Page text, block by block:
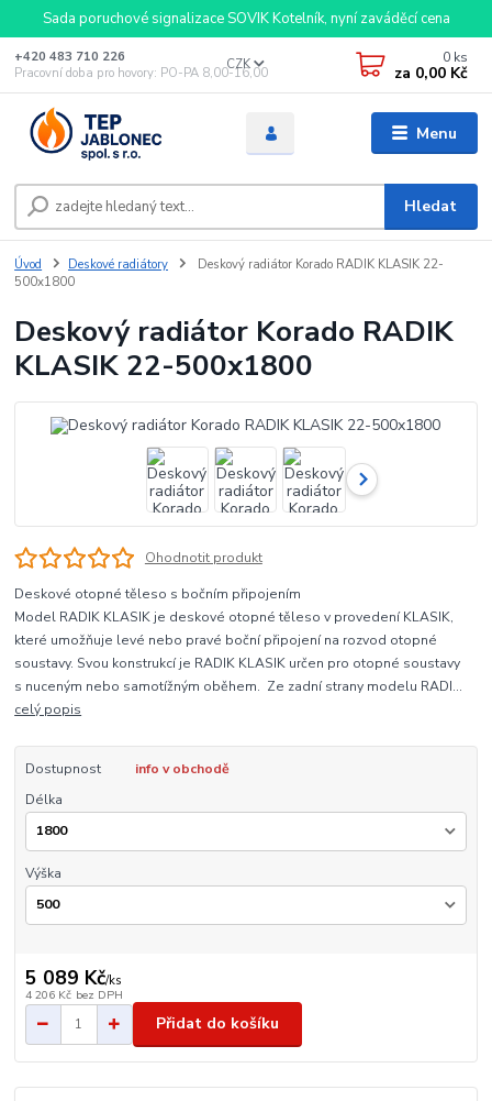
Sada poruchové signalizace SOVIK Kotelník, nyní zaváděcí cena
Menu
CZK
Hledat
+420 483 710 226
Pracovní doba pro hovory: PO-PA 8,00-16,00
0 ks
za 0,00 Kč
Úvod Deskové radiátory
Deskový radiátor Korado RADIK KLASIK 22-
500x1800
Deskový radiátor Korado RADIK
KLASIK 22-500x1800
Ohodnotit produkt
Deskové otopné těleso s bočním připojením
Model RADIK KLASIK je deskové otopné těleso v provedení KLASIK,
které umožňuje levé nebo pravé boční připojení na rozvod otopné
soustavy. Svou konstrukcí je RADIK KLASIK určen pro otopné soustavy
s nuceným nebo samotížným oběhem. Ze zadní strany modelu RADI...
celý popis
Dostupnost
info v obchodě
Délka
Výška
5 089 Kč/ks
4 206 Kč bez DPH
Přidat do košíku